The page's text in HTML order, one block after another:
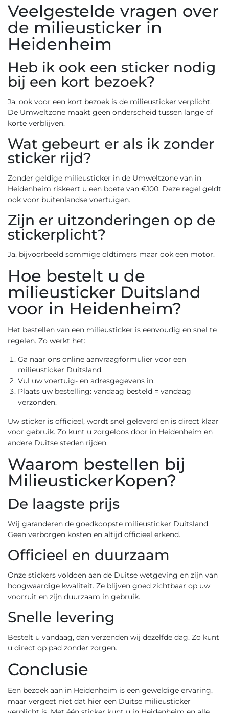
Veelgestelde vragen over
de milieusticker in
Heidenheim
Heb ik ook een sticker nodig
bij een kort bezoek?
Ja, ook voor een kort bezoek is de milieusticker verplicht.
De Umweltzone maakt geen onderscheid tussen lange of
korte verblijven.
Wat gebeurt er als ik zonder
sticker rijd?
Zonder geldige milieusticker in de Umweltzone van in
Heidenheim riskeert u een boete van €100. Deze regel geldt
ook voor buitenlandse voertuigen.
Zijn er uitzonderingen op de
stickerplicht?
Ja, bijvoorbeeld sommige oldtimers maar ook een motor.
Hoe bestelt u de
milieusticker Duitsland
voor in Heidenheim?
Het bestellen van een milieusticker is eenvoudig en snel te
regelen. Zo werkt het:
Ga naar ons online aanvraagformulier voor een
milieusticker Duitsland.
Vul uw voertuig- en adresgegevens in.
Plaats uw bestelling: vandaag besteld = vandaag
verzonden.
Uw sticker is officieel, wordt snel geleverd en is direct klaar
voor gebruik. Zo kunt u zorgeloos door in Heidenheim en
andere Duitse steden rijden.
Waarom bestellen bij
MilieustickerKopen?
De laagste prijs
Wij garanderen de goedkoopste milieusticker Duitsland.
Geen verborgen kosten en altijd officieel erkend.
Officieel en duurzaam
Onze stickers voldoen aan de Duitse wetgeving en zijn van
hoogwaardige kwaliteit. Ze blijven goed zichtbaar op uw
voorruit en zijn duurzaam in gebruik.
Snelle levering
Bestelt u vandaag, dan verzenden wij dezelfde dag. Zo kunt
u direct op pad zonder zorgen.
Conclusie
Een bezoek aan in Heidenheim is een geweldige ervaring,
maar vergeet niet dat hier een Duitse milieusticker